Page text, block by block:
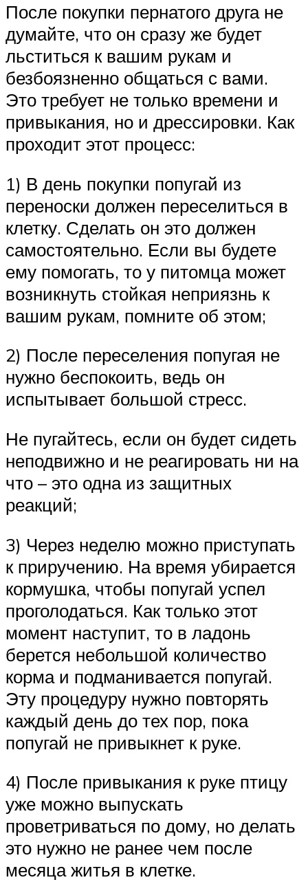
После покупки пернатого друга не
думайте, что он сразу же будет
льститься к вашим рукам и
безбоязненно общаться с вами.
Это требует не только времени и
привыкания, но и дрессировки. Как
проходит этот процесс:
1) В день покупки попугай из
переноски должен переселиться в
клетку. Сделать он это должен
самостоятельно. Если вы будете
ему помогать, то у питомца может
возникнуть стойкая неприязнь к
вашим рукам, помните об этом;
2) После переселения попугая не
нужно беспокоить, ведь он
испытывает большой стресс.
Не пугайтесь, если он будет сидеть
неподвижно и не реагировать ни на
что – это одна из защитных
реакций;
3) Через неделю можно приступать
к приручению. На время убирается
кормушка, чтобы попугай успел
проголодаться. Как только этот
момент наступит, то в ладонь
берется небольшой количество
корма и подманивается попугай.
Эту процедуру нужно повторять
каждый день до тех пор, пока
попугай не привыкнет к руке.
4) После привыкания к руке птицу
уже можно выпускать
проветриваться по дому, но делать
это нужно не ранее чем после
месяца житья в клетке.